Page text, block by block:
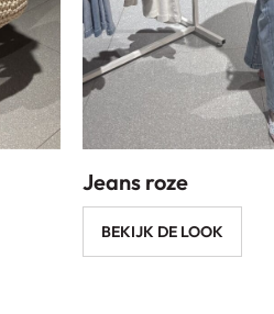
Jeans roze
BEKIJK DE LOOK